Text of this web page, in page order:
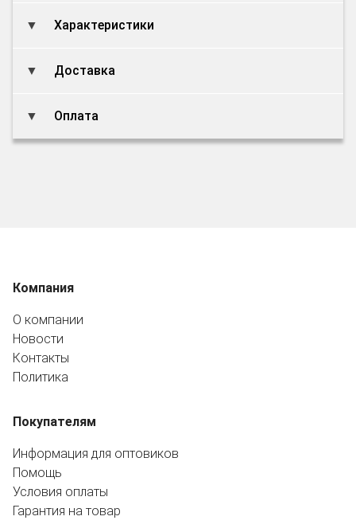
Характеристики
Доставка
Оплата
Компания
О компании
Новости
Контакты
Политика
Покупателям
Информация для оптовиков
Помощь
Условия оплаты
Гарантия на товар